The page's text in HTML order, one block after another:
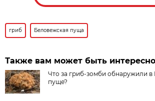
гриб Беловежская пуща
Также вам может быть интересно
Что за гриб-зомби обнаружили в
пуще?